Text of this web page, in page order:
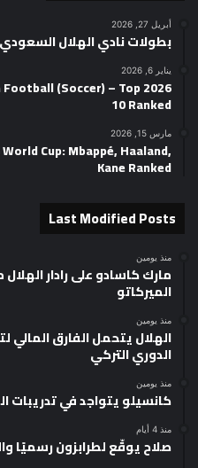
أبريل 27, 2026
بطولات نادي الهلال السعودي
يناير 6, 2026
Football (Soccer) – Top
10 Ranked
مارس 15, 2026
Cup: Mbappé, Haaland,
Kane Ranked
Last Modified Posts
منذ يومين
مارك كاسادو على رادار
الميركاتو
منذ يومين
الهلال يتحمل الفارق المالي
الدوري التركي
منذ يومين
كانسيلو يتواجد في تدريبات
منذ 4 أيام
صلاح يوقّع لطرابزون رسميًا